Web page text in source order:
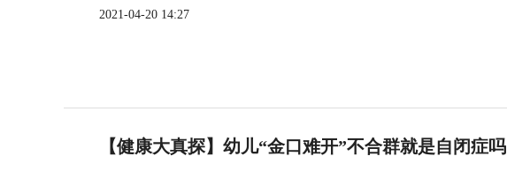
2021-04-20 14:27
【健康大真探】幼儿“金口难开”不合群就是自闭症吗